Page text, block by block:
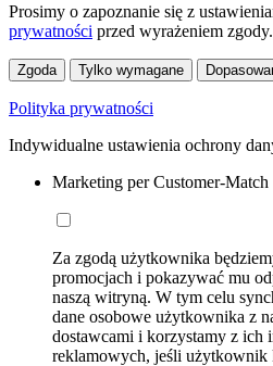
Prosimy o zapoznanie się z
prywatności przed wyrażeniem zgody.
Zgoda Tylko wymagane
Polityka prywatności
Indywidualne ustawienia ochrony
Marketing per Customer-Match
Za zgodą użytkownika
promocjach i pokazywać mu
naszą witryną. W tym celu
dane osobowe użytkownika z
dostawcami i korzystamy z ich
reklamowych, jeśli użytkownik